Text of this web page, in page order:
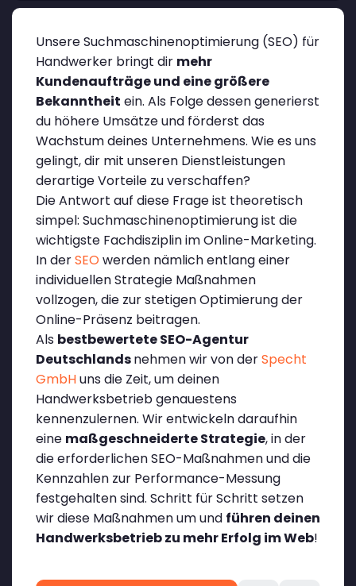
Unsere Suchmaschinenoptimierung (SEO) für
Handwerker bringt dir mehr
Kundenaufträge und eine größere
Bekanntheit ein. Als Folge dessen generierst
du höhere Umsätze und förderst das
Wachstum deines Unternehmens. Wie es uns
gelingt, dir mit unseren Dienstleistungen
derartige Vorteile zu verschaffen?
Die Antwort auf diese Frage ist theoretisch
simpel: Suchmaschinenoptimierung ist die
wichtigste Fachdisziplin im Online-Marketing.
In derSEO werden nämlich entlang einer
individuellen Strategie Maßnahmen
vollzogen, die zur stetigen Optimierung der
Online-Präsenz beitragen.
Als bestbewertete SEO-Agentur
Deutschlandsnehmen wir von derSpecht
GmbHuns die Zeit, um deinen
Handwerksbetrieb genauestens
kennenzulernen. Wir entwickeln daraufhin
eine maßgeschneiderte Strategie, in der
die erforderlichen SEO-Maßnahmen und die
Kennzahlen zur Performance-Messung
festgehalten sind. Schritt für Schritt setzen
wir diese Maßnahmen um und führen deinen
Handwerksbetrieb zu mehr Erfolg im Web!